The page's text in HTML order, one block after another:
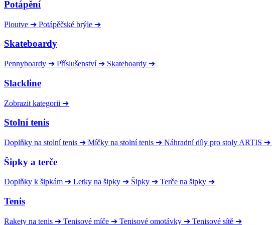
Potápění
Ploutve ➔ Potápěčské brýle ➔
Skateboardy
Pennyboardy ➔ Příslušenství ➔ Skateboardy ➔
Slackline
Zobrazit kategorii ➔
Stolní tenis
Doplňky na stolní tenis ➔ Míčky na stolní tenis ➔ Náhradní díly pro stoly ARTIS ➔
Šipky a terče
Doplňky k šipkám ➔ Letky na šipky ➔ Šipky ➔ Terče na šipky ➔
Tenis
Rakety na tenis ➔ Tenisové míče ➔ Tenisové omotávky ➔ Tenisové sítě ➔